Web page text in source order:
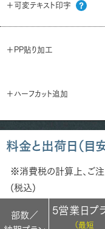
＋可変テキスト印字
＋PP貼り加工
＋ハーフカット追加
料金と出荷日（目安
※消費税の計算上、ご
(税込)
部数／
5営業日プ
（最短